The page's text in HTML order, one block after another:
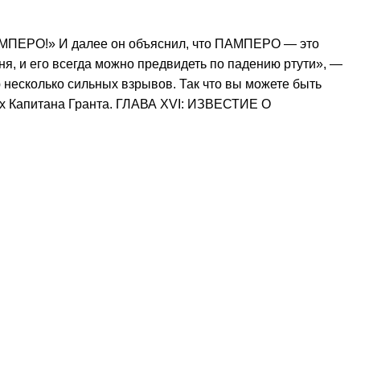
И далее он объяснил, что ПАМПЕРО — это
и его всегда можно предвидеть по падению ртути», —
сильных взрывов. Так что вы можете быть
Капитана Гранта. ГЛАВА XVI: ИЗВЕСТИЕ О